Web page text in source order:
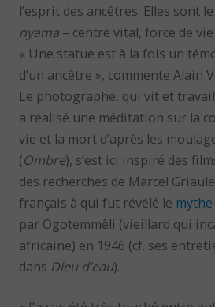
l’esprit des ancêtres. Elles sont
nyama – centre vital, force de vie
« Une statue est à la fois un
d’un ancêtre », commente Alain
Le photographe, qui vit et
a réalisé une méditation sur la
vie et la mort d’après les
(Ombre), s’est ici inspiré des
des recherches de Marcel
français à qui fut révélé le
par Ogotemmêli (vieillard qui
africaine) en 1946 (cf. ses
dans Dieu d’eau).